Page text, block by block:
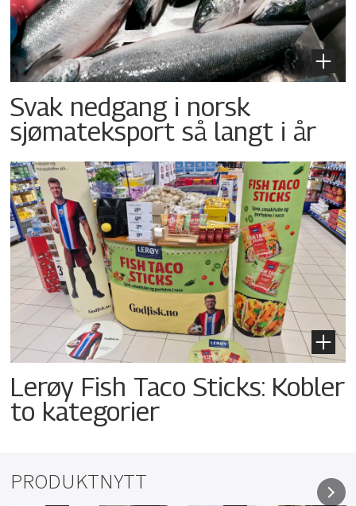
Svak nedgang i norsk
sjømateksport så langt i år
Lerøy Fish Taco Sticks: Kobler
to kategorier
PRODUKTNYTT